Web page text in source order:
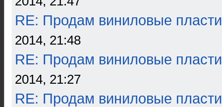
RE: Продам виниловые
2014, 21:48
RE: Продам виниловые
2014, 21:27
RE: Продам виниловые